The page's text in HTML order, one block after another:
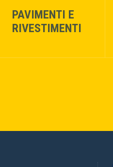
PAVIMENTI E
RIVESTIMENTI